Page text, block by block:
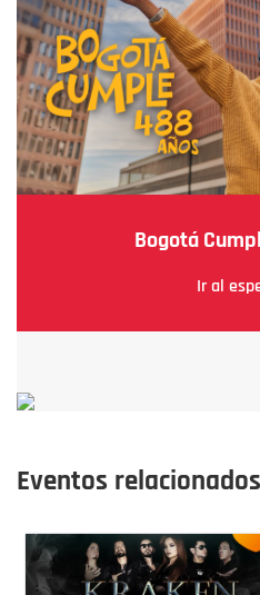
Bogotá
Ir al
Eventos relacionados